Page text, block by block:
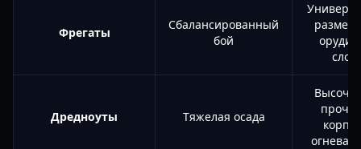
Фрегаты
Сбалансированный
бой
Дредноуты Тяжелая осада